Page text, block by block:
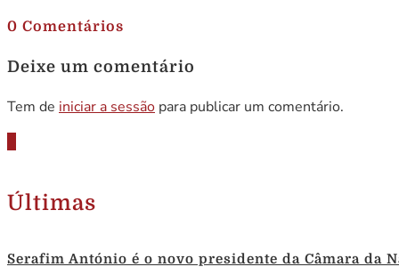
0 Comentários
Deixe um comentário
Tem de iniciar a sessão para publicar um comentário.
Últimas
Serafim António é o novo presidente da Câmara da